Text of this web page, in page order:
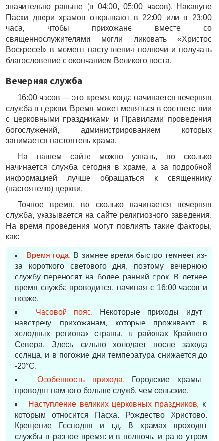
значительно раньше (в 04:00, 05:00 часов). Накануне
Пасхи двери храмов открывают в 22:00 или в 23:00
часа, чтобы прихожане вместе со
священнослужителями могли ликовать «Христос
Воскресе!» в момент наступления полночи и получать
благословение с окончанием Великого поста.
Вечерняя служба
16:00 часов — это время, когда начинается вечерняя
служба в церкви. Время может меняться в соответствии
с церковными праздниками и Правилами проведения
богослужений, администрированием которых
занимается настоятель храма.
На нашем сайте можно узнать, во сколько
начинается служба сегодня в храме, а за подробной
информацией лучше обращаться к священнику
(настоятелю) церкви.
Точное время, во сколько начинается вечерняя
служба, указывается на сайте религиозного заведения.
На время проведения могут повлиять такие факторы,
как:
Время года. В зимнее время быстро темнеет из-
за короткого светового дня, поэтому вечернюю
службу переносят на более ранний срок. В летнее
время служба проводится, начиная с 16:00 часов и
позже.
Часовой пояс. Некоторые приходы идут
навстречу прихожанам, которые проживают в
холодных регионах страны, в районах Крайнего
Севера. Здесь сильно холодает после захода
солнца, и в погожие дни температура снижается до
-20°С.
Особенность прихода. Городские храмы
проводят намного больше служб, чем сельские.
Наступление великих церковных праздников, к
которым относится Пасха, Рождество Христово,
Крещение Господня и т.д. В храмах проходят
службы в разное время: и в полночь, и рано утром